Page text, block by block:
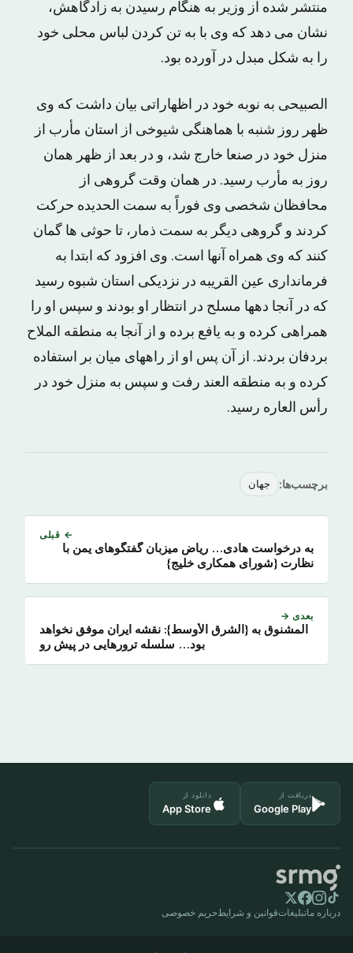
منتشر شده از وزیر به هنگام رسیدن به زادگاهش،
نشان می دهد که وی با به تن کردن لباس محلی خود
را به شکل مبدل در آورده بود.
الصبیحی به نوبه خود در اظهاراتی بیان داشت که وی
ظهر روز شنبه با هماهنگی شیوخی از استان مأرب از
منزل خود در صنعا خارج شد، و در بعد از ظهر همان
روز به مأرب رسید. در همان وقت گروهی از
محافظان شخصی وی فوراً به سمت الحدیده حرکت
کردند و گروهی دیگر به سمت ذمار، تا حوثی ها گمان
کنند که وی همراه آنها است. وی افزود که ابتدا به
فرمانداری عین القریبه در نزدیکی استان شبوه رسید
که در آنجا دهها مسلح در انتظار او بودند و سپس او را
همراهی کرده و به یافع برده و از آنجا به منطقه الملاح
بردفان بردند. از آن پس او از راههای میان بر استفاده
کرده و به منطقه العند رفت و سپس به منزل خود در
رأس العاره رسید.
برچسب‌ها: جهان
← قبلی
به درخواست هادی… ریاض میزبان گفتگوهای یمن با
نظارت {شورای همکاری خلیج}
بعدی →
المشنوق به {الشرق الأوسط}: نقشه ایران موفق نخواهد
بود… سلسله ترورهایی در پیش رو
دریافت از
Google Play
دانلود از
App Store
درباره ماتبلیغاتقوانین و شرایط حریم خصوصی